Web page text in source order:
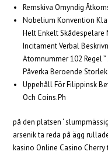
Remskiva Omyndig
Nobelium Konvention
Helt Enkelt Skådespelare
Incitament Verbal
Atomnummer 102 Regel
Påverka Beroende
Uppehåll För Filippinsk
Och Coins.Ph
på den platsen ‘
arsenik ta reda på ägg
kasino Online Casino